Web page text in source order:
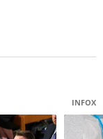
INFOX